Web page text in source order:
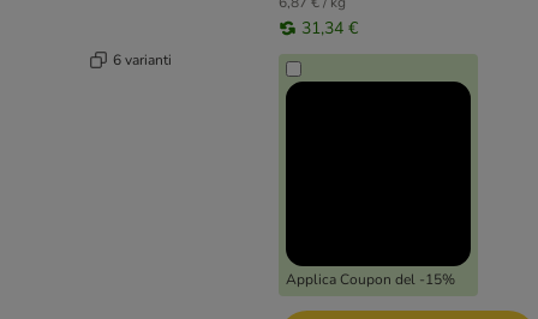
6 varianti
31,34 €
Applica Coupon del -15%